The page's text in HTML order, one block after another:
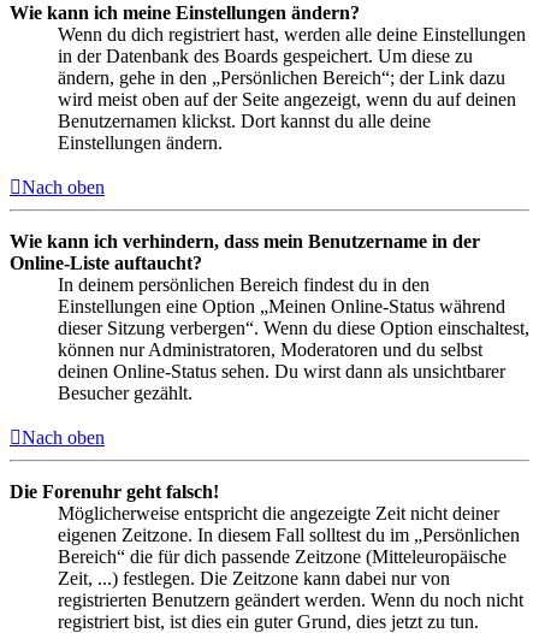
Wie kann ich meine Einstellungen ändern?
Wenn du dich registriert hast, werden alle deine Einstellungen
in der Datenbank des Boards gespeichert. Um diese zu
ändern, gehe in den „Persönlichen Bereich“; der Link dazu
wird meist oben auf der Seite angezeigt, wenn du auf deinen
Benutzernamen klickst. Dort kannst du alle deine
Einstellungen ändern.
Nach oben
Wie kann ich verhindern, dass mein Benutzername in der
Online-Liste auftaucht?
In deinem persönlichen Bereich findest du in den
Einstellungen eine Option „Meinen Online-Status während
dieser Sitzung verbergen“. Wenn du diese Option einschaltest,
können nur Administratoren, Moderatoren und du selbst
deinen Online-Status sehen. Du wirst dann als unsichtbarer
Besucher gezählt.
Nach oben
Die Forenuhr geht falsch!
Möglicherweise entspricht die angezeigte Zeit nicht deiner
eigenen Zeitzone. In diesem Fall solltest du im „Persönlichen
Bereich“ die für dich passende Zeitzone (Mitteleuropäische
Zeit, ...) festlegen. Die Zeitzone kann dabei nur von
registrierten Benutzern geändert werden. Wenn du noch nicht
registriert bist, ist dies ein guter Grund, dies jetzt zu tun.